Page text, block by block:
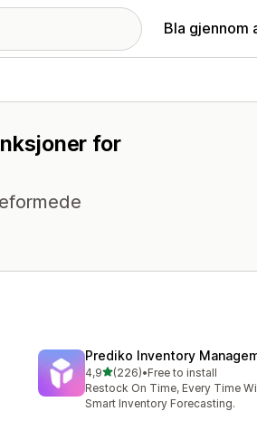
Bla gjennom
for
Prediko Inventory
4,9av 5 stjerner
(226)
Totalt 226 omtaler
•Free to install
Restock On Time, Every Time
Smart Inventory Forecasting.